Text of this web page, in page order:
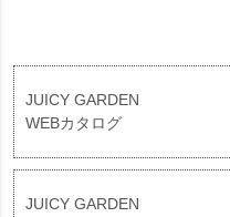
JUICY GARDEN
WEBカタログ
JUICY GARDEN